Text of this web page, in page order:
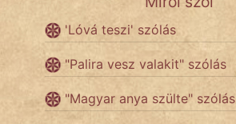
FILM
ÉLETMÓD
'Lóvá teszi' szólás
"Palira vesz valakit" szólás
"Magyar anya szülte" szólás